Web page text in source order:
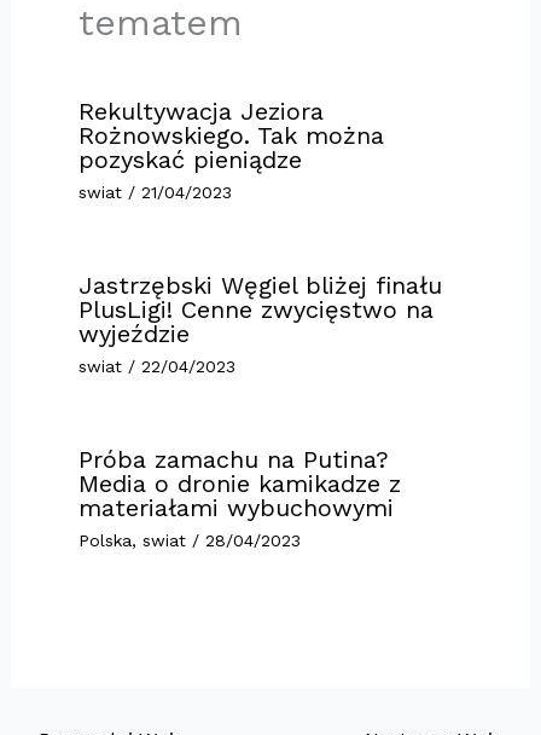
tematem
Rekultywacja Jeziora
Rożnowskiego. Tak można
pozyskać pieniądze
swiat/ 21/04/2023
Jastrzębski Węgiel bliżej finału
PlusLigi! Cenne zwycięstwo na
wyjeździe
swiat/ 22/04/2023
Próba zamachu na Putina?
Media o dronie kamikadze z
materiałami wybuchowymi
Polska, swiat/ 28/04/2023